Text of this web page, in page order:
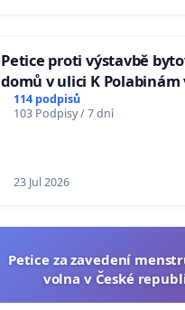
Petice proti výstavbě
domů v ulici K Polabinám
Pardubicích
114 podpisů
103 Podpisy / 7 dní
23 Jul 2026
Petice za zavedení
volna v České